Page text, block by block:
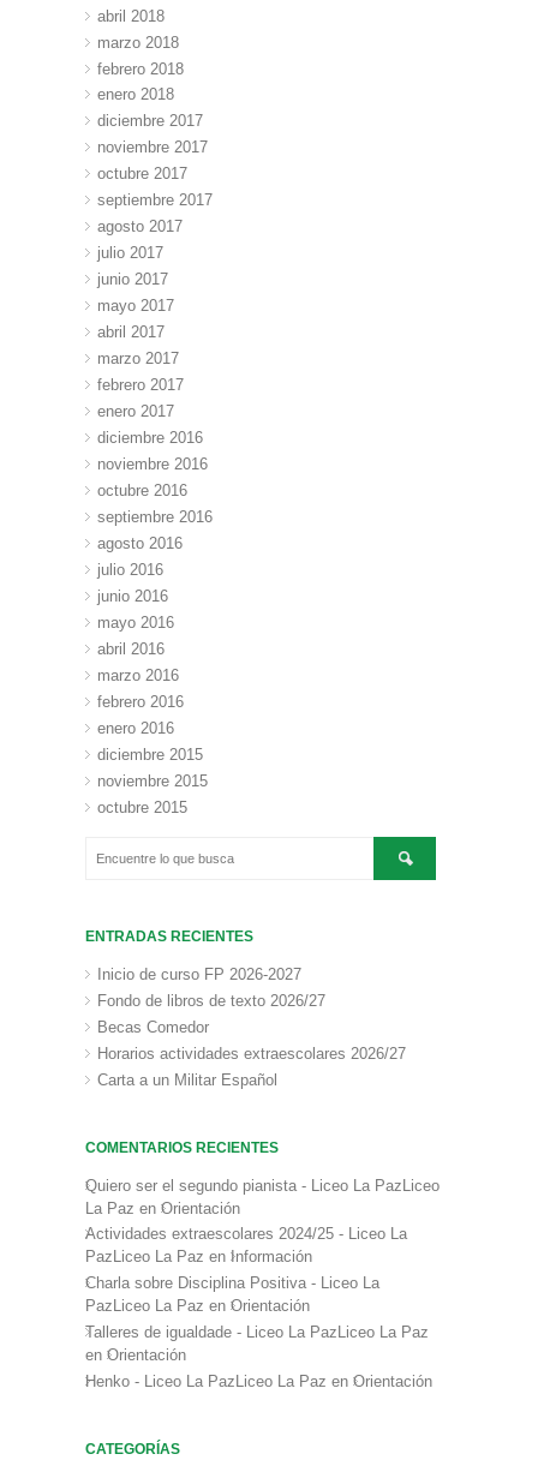
abril 2018
marzo 2018
febrero 2018
enero 2018
diciembre 2017
noviembre 2017
octubre 2017
septiembre 2017
agosto 2017
julio 2017
junio 2017
mayo 2017
abril 2017
marzo 2017
febrero 2017
enero 2017
diciembre 2016
noviembre 2016
octubre 2016
septiembre 2016
agosto 2016
julio 2016
junio 2016
mayo 2016
abril 2016
marzo 2016
febrero 2016
enero 2016
diciembre 2015
noviembre 2015
octubre 2015
ENTRADAS RECIENTES
Inicio de curso FP 2026-2027
Fondo de libros de texto 2026/27
Becas Comedor
Horarios actividades extraescolares 2026/27
Carta a un Militar Español
COMENTARIOS RECIENTES
Quiero ser el segundo pianista - Liceo La PazLiceo
La Paz enOrientación
Actividades extraescolares 2024/25 - Liceo La
PazLiceo La Paz enInformación
Charla sobre Disciplina Positiva - Liceo La
PazLiceo La Paz enOrientación
Talleres de igualdade - Liceo La PazLiceo La Paz
enOrientación
Henko - Liceo La PazLiceo La Paz enOrientación
CATEGORÍAS